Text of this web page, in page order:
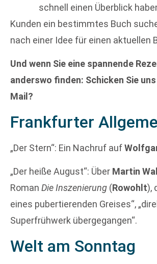
schnell einen Überblick
Kunden ein bestimmtes Buch
nach einer Idee für einen aktuellen
Und wenn Sie eine spannende
anderswo finden: Schicken Sie
Mail?
Frankfurter
„Der Stern“: Ein Nachruf auf
„Der heiße August“: Über Martin
Roman Die Inszenierung (Rowohlt),
eines pubertierenden Greises“,
Superfrühwerk übergegangen“.
Welt am Sonntag